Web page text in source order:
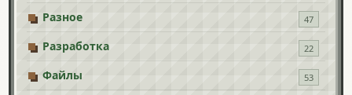
Разное 47
Разработка 22
Файлы 53